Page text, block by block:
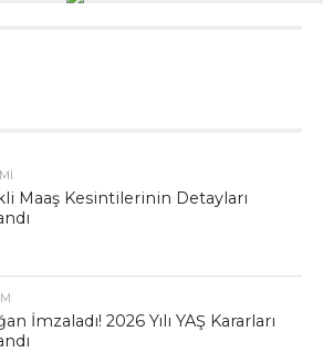
Maaş Kesintilerinin Detayları
İmzaladı! 2026 Yılı YAŞ Kararları